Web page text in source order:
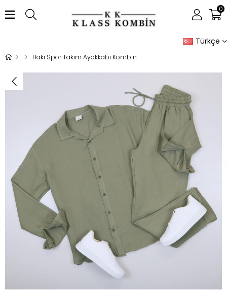
Türkçe
0
Haki Spor Takım Ayakkabı Kombin